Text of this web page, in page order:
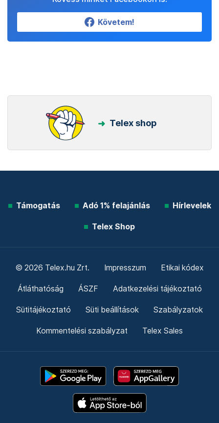
Követem!
Telex shop
Támogatás Adó 1% felajánlás Hírlevelek
Telex Shop
© 2026 Telex.hu Zrt. Impresszum Etikai kódex
Átláthatóság ÁSZF Adatkezelési tájékoztató
Sütitájékoztató Süti beállítások Szabályzatok
Kommentelési szabályzat Telex Sales